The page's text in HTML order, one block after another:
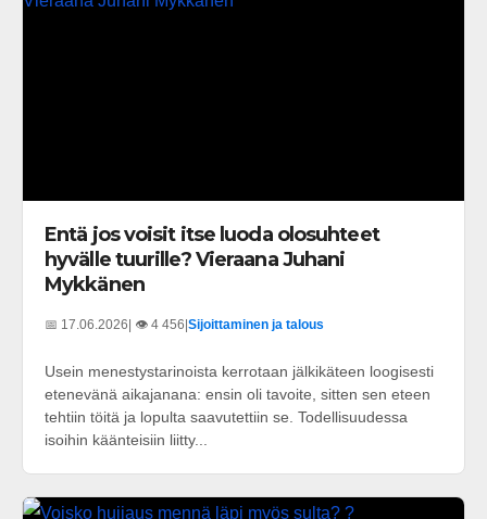
Entä jos voisit itse luoda olosuhteet
hyvälle tuurille? Vieraana Juhani
Mykkänen
📅 17.06.2026| 👁️ 4 456|Sijoittaminen ja talous
Usein menestystarinoista kerrotaan jälkikäteen loogisesti
etenevänä aikajanana: ensin oli tavoite, sitten sen eteen
tehtiin töitä ja lopulta saavutettiin se. Todellisuudessa
isoihin käänteisiin liitty...